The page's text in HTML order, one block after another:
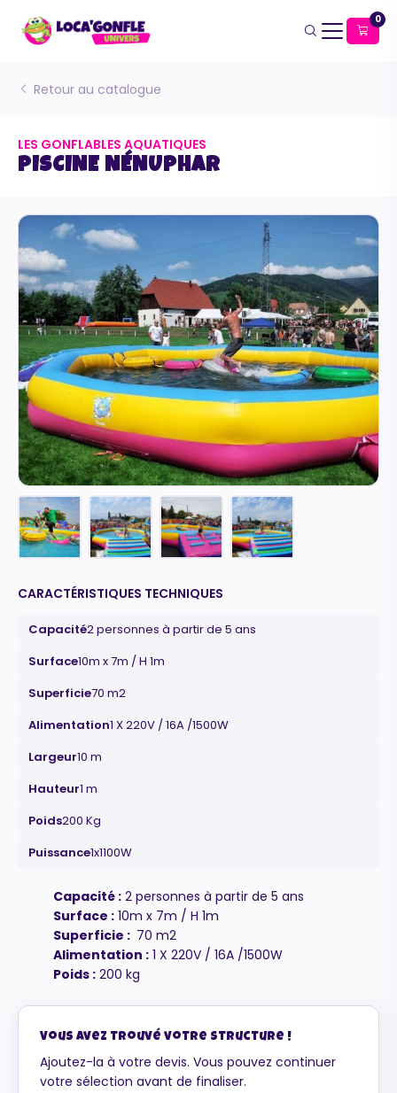
0
Retour au catalogue
LES GONFLABLES AQUATIQUES
PISCINE NÉNUPHAR
CARACTÉRISTIQUES TECHNIQUES
Capacité2 personnes à partir de 5 ans
Surface10m x 7m / H 1m
Superficie70 m2
Alimentation1 X 220V / 16A /1500W
Largeur10 m
Hauteur1 m
Poids200 Kg
Puissance1x1100W
Capacité : 2 personnes à partir de 5 ans
Surface : 10m x 7m / H 1m
Superficie : 70 m2
Alimentation : 1 X 220V / 16A /1500W
Poids : 200 kg
Vous avez trouvé votre structure !
Ajoutez-la à votre devis. Vous pouvez continuer
votre sélection avant de finaliser.
Maurice
Configurateur IA · En ligne